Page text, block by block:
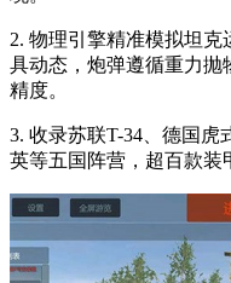
2. 物理引擎精准模拟坦
具动态，炮弹遵循重力抛
精度。
3. 收录苏联T-34、德国虎
英等五国阵营，超百款装